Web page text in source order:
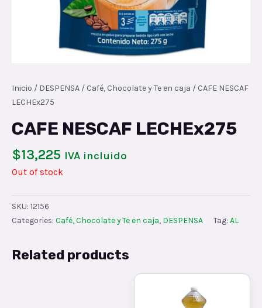
Inicio / DESPENSA / Café, Chocolate y Te en caja / CAFE NESCAF
LECHEx275
CAFE NESCAF LECHEx275
$13,225 IVA incluido
Out of stock
SKU: 12156
Categories: Café, Chocolate y Te en caja, DESPENSA Tag: AL
Related products